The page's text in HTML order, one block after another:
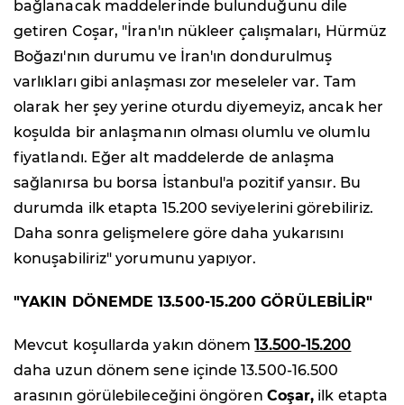
bağlanacak maddelerinde bulunduğunu dile
getiren Coşar, "İran'ın nükleer çalışmaları, Hürmüz
Boğazı'nın durumu ve İran'ın dondurulmuş
varlıkları gibi anlaşması zor meseleler var. Tam
olarak her şey yerine oturdu diyemeyiz, ancak her
koşulda bir anlaşmanın olması olumlu ve olumlu
fiyatlandı. Eğer alt maddelerde de anlaşma
sağlanırsa bu borsa İstanbul'a pozitif yansır. Bu
durumda ilk etapta 15.200 seviyelerini görebiliriz.
Daha sonra gelişmelere göre daha yukarısını
konuşabiliriz" yorumunu yapıyor.
"YAKIN DÖNEMDE13.500-15.200 GÖRÜLEBİLİR"
Mevcut koşullarda yakın dönem13.500-15.200
daha uzun dönem sene içinde 13.500-16.500
arasının görülebileceğini öngören Coşar, ilk etapta